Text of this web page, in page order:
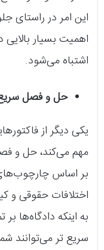
این امر در راستای
اهمیت بسیار بالایی
اشتباه می‌شود.
حل و فصل
یکی دیگر از
مهم می‌کند، حل و
بر اساس
اختلافات حقوقی و
به اینکه دادگاه‌ها
سریع تر می‌توانند